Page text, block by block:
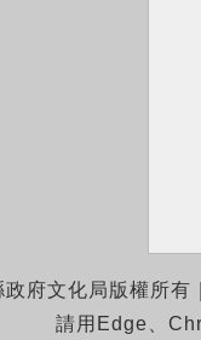
府文化局版權所有
請用Edge、